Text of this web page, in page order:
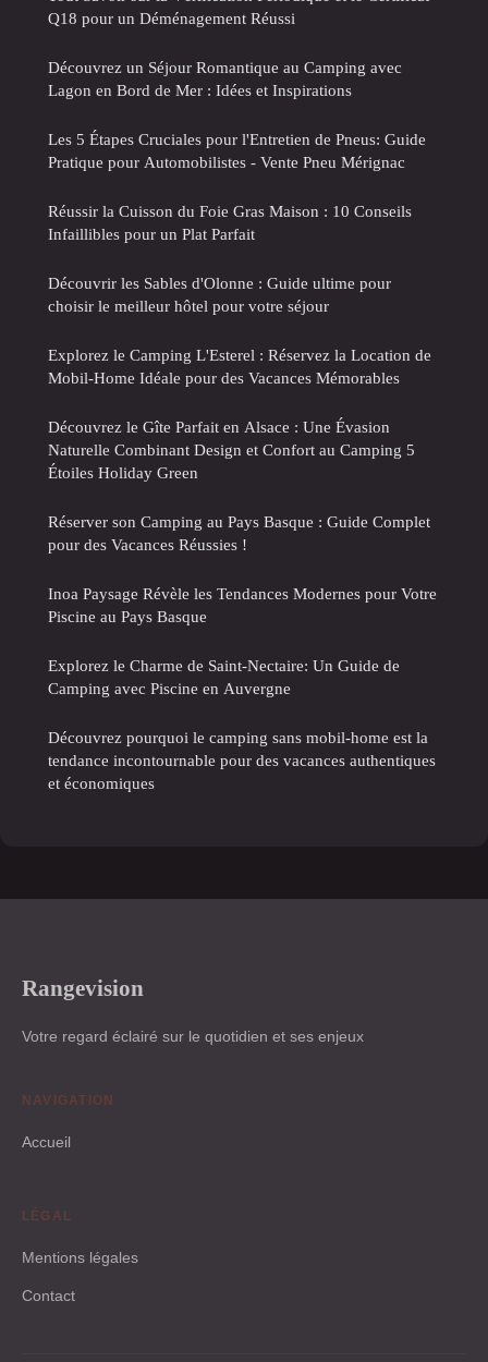
Q18 pour un Déménagement Réussi
Découvrez un Séjour Romantique au Camping avec
Lagon en Bord de Mer : Idées et Inspirations
Les 5 Étapes Cruciales pour l'Entretien de Pneus: Guide
Pratique pour Automobilistes - Vente Pneu Mérignac
Réussir la Cuisson du Foie Gras Maison : 10 Conseils
Infaillibles pour un Plat Parfait
Découvrir les Sables d'Olonne : Guide ultime pour
choisir le meilleur hôtel pour votre séjour
Explorez le Camping L'Esterel : Réservez la Location de
Mobil-Home Idéale pour des Vacances Mémorables
Découvrez le Gîte Parfait en Alsace : Une Évasion
Naturelle Combinant Design et Confort au Camping 5
Étoiles Holiday Green
Réserver son Camping au Pays Basque : Guide Complet
pour des Vacances Réussies !
Inoa Paysage Révèle les Tendances Modernes pour Votre
Piscine au Pays Basque
Explorez le Charme de Saint-Nectaire: Un Guide de
Camping avec Piscine en Auvergne
Découvrez pourquoi le camping sans mobil-home est la
tendance incontournable pour des vacances authentiques
et économiques
Rangevision
Votre regard éclairé sur le quotidien et ses enjeux
NAVIGATION
Accueil
LÉGAL
Mentions légales
Contact